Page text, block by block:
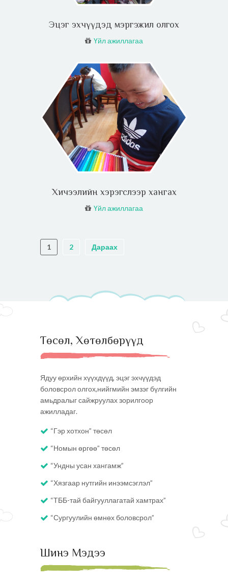
Эцэг эхчүүдэд мэргэжил олгох
Үйл ажиллагаа
Хичээлийн хэрэгслээр хангах
Үйл ажиллагаа
1 2 Дараах
Төсөл, Хөтөлбөрүүд
Ядуу өрхийн хүүхдүүд, эцэг эхчүүдэд
боловсрол олгох,нийгмийн эмзэг бүлгийн
амьдралыг сайжруулах зорилгоор
ажилладаг.
“Гэр хотхон” төсөл
“Номын өргөө” төсөл
“Ундны усан хангамж”
“Хязгаар нутгийн инээмсэглэл”
“ТББ-тай байгууллагатай хамтрах”
“Сургуулийн өмнөх боловсрол”
Шинэ Мэдээ